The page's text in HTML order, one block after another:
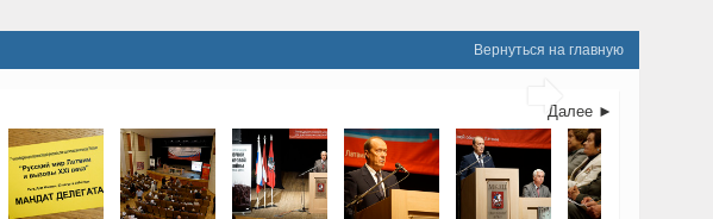
Вернуться на главную

Далее ►